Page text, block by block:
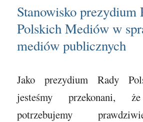
Stanowisko prezydium
Polskich Mediów w
mediów publicznych
Jako prezydium Rady
jesteśmy przekonani,
potrzebujemy